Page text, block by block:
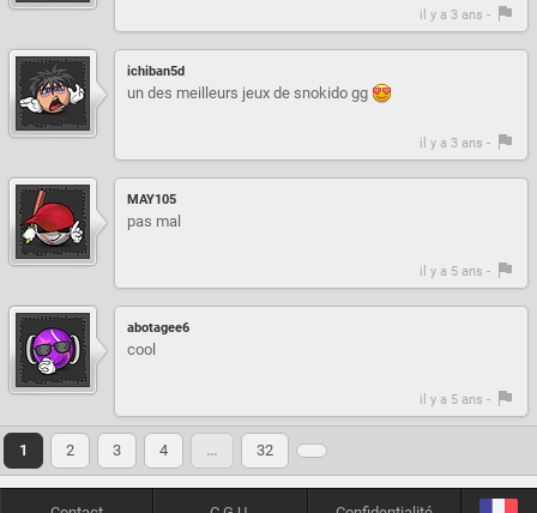
il y a 3 ans -
ichiban5d
un des meilleurs jeux de snokido gg
il y a 3 ans -
MAY105
pas mal
il y a 5 ans -
abotagee6
cool
il y a 5 ans -
1 2 3 4 … 32